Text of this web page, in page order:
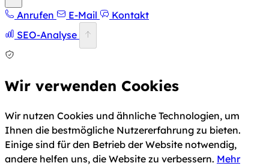
Anrufen E-Mail
Kontakt
SEO-Analyse
Wir verwenden Cookies
Wir nutzen Cookies und ähnliche Technologien, um
Ihnen die bestmögliche Nutzererfahrung zu bieten.
Einige sind für den Betrieb der Website notwendig,
andere helfen uns, die Website zu verbessern. Mehr